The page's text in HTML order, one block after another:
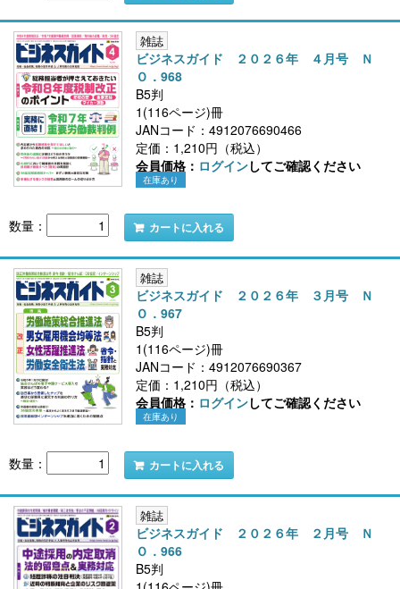
雑誌
ビジネスガイド ２０２６年 ４月号 Ｎ
Ｏ．968
B5判
1(116ページ)冊
JANコード：4912076690466
定価：1,210円（税込）
会員価格： ログインしてご確認ください
在庫あり
数量： カートに入れる
雑誌
ビジネスガイド ２０２６年 ３月号 Ｎ
Ｏ．967
B5判
1(116ページ)冊
JANコード：4912076690367
定価：1,210円（税込）
会員価格： ログインしてご確認ください
在庫あり
数量： カートに入れる
雑誌
ビジネスガイド ２０２６年 ２月号 Ｎ
Ｏ．966
B5判